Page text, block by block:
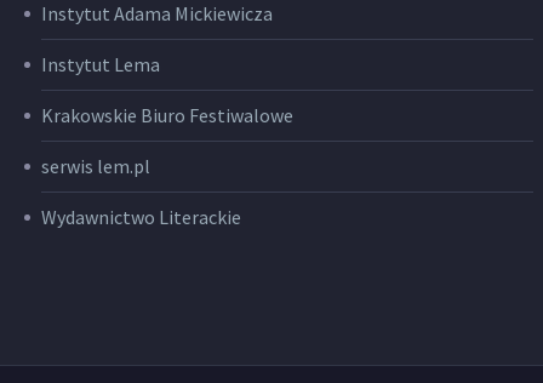
Instytut Adama Mickiewicza
Instytut Lema
Krakowskie Biuro Festiwalowe
serwis lem.pl
Wydawnictwo Literackie